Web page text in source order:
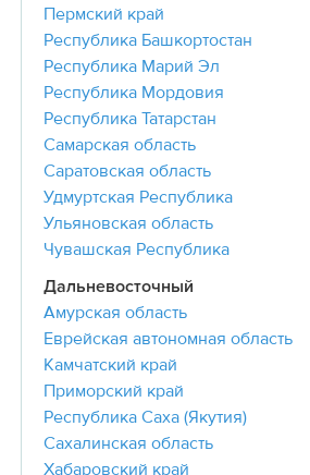
Пермский край
Республика Башкортостан
Республика Марий Эл
Республика Мордовия
Республика Татарстан
Самарская область
Саратовская область
Удмуртская Республика
Ульяновская область
Чувашская Республика
Дальневосточный
Амурская область
Еврейская автономная область
Камчатский край
Приморский край
Республика Саха (Якутия)
Сахалинская область
Хабаровский край